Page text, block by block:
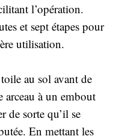
l’opération.
et sept étapes pour
utilisation.
au sol avant de
arceau à un embout
de sorte qu’il se
En mettant les